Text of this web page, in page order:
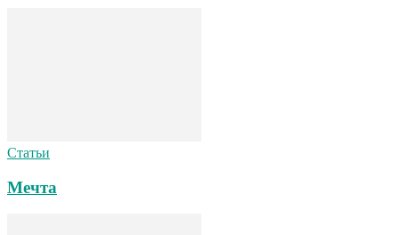
Статьи
Мечта